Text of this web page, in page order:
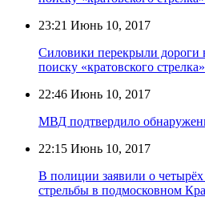
23:21 Июнь 10, 2017
Силовики перекрыли дороги
поиску «кратовского стрелка»
22:46 Июнь 10, 2017
МВД подтвердило
22:15 Июнь 10, 2017
В полиции заявили о четырёх
стрельбы в подмосковном